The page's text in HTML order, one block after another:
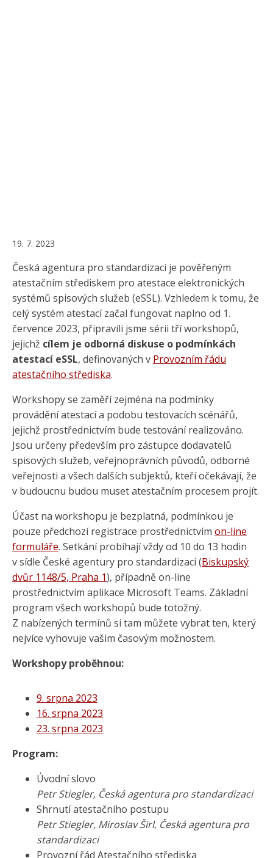
19. 7. 2023
Česká agentura pro standardizaci je pověřeným
atestačním střediskem pro atestace elektronických
systémů spisových služeb (eSSL). Vzhledem k tomu, že
celý systém atestací začal fungovat naplno od 1.
července 2023, připravili jsme sérii tří workshopů,
jejichž cílem je odborná diskuse o podmínkách
atestací eSSL, definovaných v Provozním řádu
atestačního střediska.
Workshopy se zaměří zejména na podmínky
provádění atestací a podobu testovacích scénářů,
jejichž prostřednictvím bude testování realizováno.
Jsou určeny především pro zástupce dodavatelů
spisových služeb, veřejnoprávních původů, odborné
veřejnosti a všech dalších subjektů, kteří očekávají, že
v budoucnu budou muset atestačním procesem projít.
Účast na workshopu je bezplatná, podmínkou je
pouze předchozí registrace prostřednictvím on-line
formuláře. Setkání probíhají vždy od 10 do 13 hodin
v sídle České agentury pro standardizaci (Biskupský
dvůr 1148/5, Praha 1), případně on-line
prostřednictvím aplikace Microsoft Teams. Základní
program všech workshopů bude totožný.
Z nabízených termínů si tam můžete vybrat ten, který
nejvíce vyhovuje vašim časovým možnostem.
Workshopy proběhnou:
9. srpna 2023
16. srpna 2023
23. srpna 2023
Program:
Úvodní slovo
Petr Stiegler, Česká agentura pro standardizaci
Shrnutí atestačního postupu
Petr Stiegler, Miroslav Širl, Česká agentura pro
standardizaci
Provozní řád Atestačního střediska